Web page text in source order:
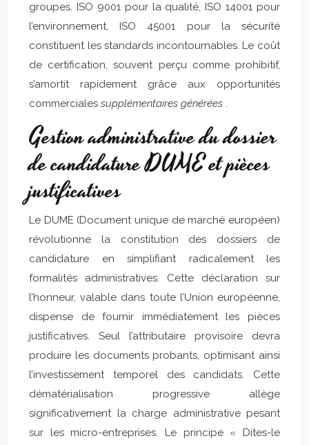
groupes. ISO 9001 pour la qualité, ISO 14001 pour
l’environnement, ISO 45001 pour la sécurité
constituent les standards incontournables. Le coût
de certification, souvent perçu comme prohibitif,
s’amortit rapidement grâce aux opportunités
commerciales supplémentaires générées .
Gestion administrative du dossier
de candidature DUME et pièces
justificatives
Le DUME (Document unique de marché européen)
révolutionne la constitution des dossiers de
candidature en simplifiant radicalement les
formalités administratives. Cette déclaration sur
l’honneur, valable dans toute l’Union européenne,
dispense de fournir immédiatement les pièces
justificatives. Seul l’attributaire provisoire devra
produire les documents probants, optimisant ainsi
l’investissement temporel des candidats. Cette
dématérialisation progressive allège
significativement la charge administrative pesant
sur les micro-entreprises. Le principe « Dites-le